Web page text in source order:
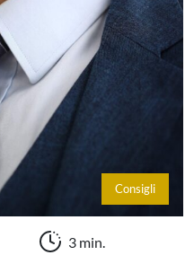
Consigli
3 min.